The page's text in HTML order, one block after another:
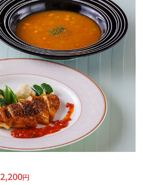
2,200